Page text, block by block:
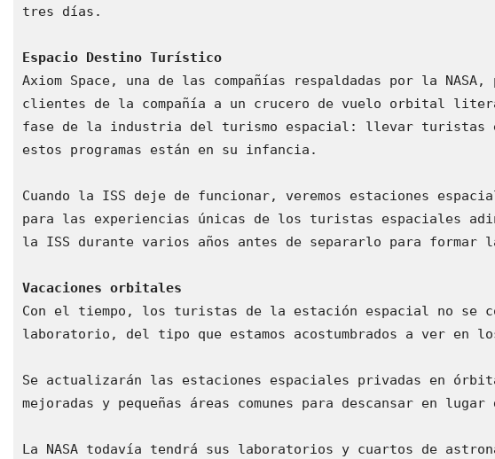
tres días.
Espacio Destino Turístico
Axiom Space, una de las compañías respaldadas por la
clientes de la compañía a un crucero de vuelo orbital
fase de la industria del turismo espacial: llevar turistas
estos programas están en su infancia.
Cuando la ISS deje de funcionar, veremos estaciones
para las experiencias únicas de los turistas espaciales
la ISS durante varios años antes de separarlo para formar
Vacaciones orbitales
Con el tiempo, los turistas de la estación espacial no se
laboratorio, del tipo que estamos acostumbrados a ver en
Se actualizarán las estaciones espaciales privadas en
mejoradas y pequeñas áreas comunes para descansar en
La NASA todavía tendrá sus laboratorios y cuartos de